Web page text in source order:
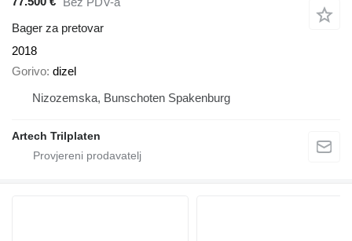
Bager za pretovar
2018
Gorivo dizel
Nizozemska, Bunschoten Spakenburg
Artech Trilplaten